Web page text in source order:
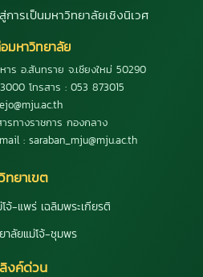
ารเป็นมหาวิทยาลัยเชิงนิเวศ
มหาวิทยาลัย
ร อ.สันทราย จ.เชียงใหม่ 50290
โทรสาร : 053 873015
รทางราชการ กองกลาง
: saraban_mju@mju.ac.th
ทยาเขต
จ้-แพร่ เฉลิมพระเกียรติ
าลัยแม่โจ้-ชุมพร
ลิงค์ด่วน